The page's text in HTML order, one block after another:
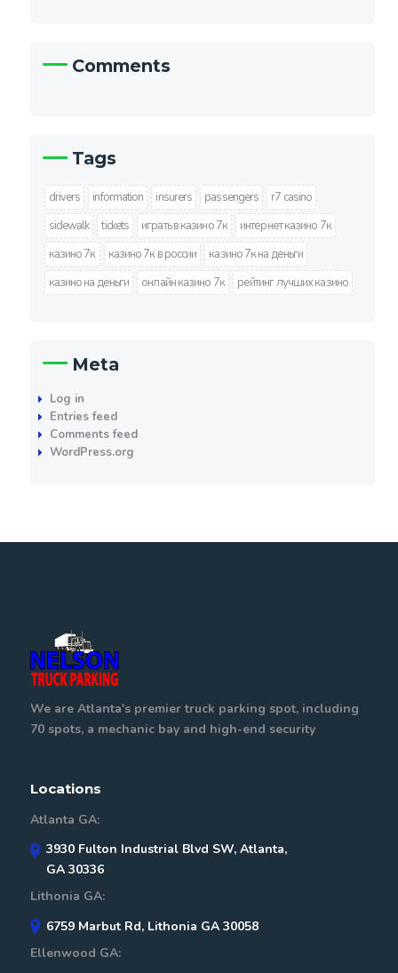
Comments
Tags
drivers information insurers passengers
r7 casino
sidewalk
tickets играть в казино 7к
интернет казино 7к
казино 7к
казино 7к в россии
казино 7к на деньги
казино на деньги
онлайн казино 7к рейтинг лучших казино
Meta
Log in
Entries feed
Comments feed
WordPress.org
We are Atlanta's premier truck parking spot, including
70 spots, a mechanic bay and high-end security
Locations
Atlanta GA:
3930 Fulton Industrial Blvd SW, Atlanta,
GA 30336
Lithonia GA:
6759 Marbut Rd, Lithonia GA 30058
Ellenwood GA: